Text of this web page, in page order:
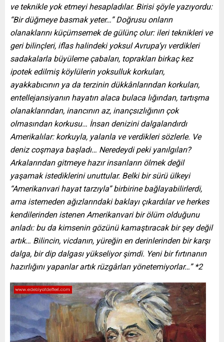
ve teknikle yok etmeyi hesapladılar. Birisi şöyle yazıyordu:
“Bir düğmeye basmak yeter…” Doğrusu onların
olanaklarını küçümsemek de gülünç olur: ileri teknikleri ve
geri bilinçleri, iflas halindeki yoksul Avrupa’yı verdikleri
sadakalarla büyüleme çabaları, toprakları birkaç kez
ipotek edilmiş köylülerin yoksulluk korkuları,
ayakkabıcının ya da terzinin dükkânlarından korkuları,
entellejansiyanın hayatın alaca bulaca lığından, tartışma
olanaklarından, inancının az, inançsızlığının çok
olmasından korkusu… İnsan denizini dalgalandırdı
Amerikalılar: korkuyla, yalanla ve verdikleri sözlerle. Ve
deniz coşmaya başladı… Neredeydi peki yanılgıları?
Arkalarından gitmeye hazır insanların ölmek değil
yaşamak istediklerini unuttular. Belki bir sürü ülkeyi
“Amerikanvari hayat tarzıyla” birbirine bağlayabilirlerdi,
ama istemeden ağızlarındaki baklayı çıkardılar ve herkes
kendilerinden istenen Amerikanvari bir ölüm olduğunu
anladı: bu da kimsenin gözünü kamaştıracak bir şey değil
artık… Bilincin, vicdanın, yüreğin en derinlerinden bir karşı
dalga, bir dip dalgası yükseliyor şimdi. Yeni bir fırtınanın
hazırlığını yapanlar artık rüzgârları yönetemiyorlar…” *2